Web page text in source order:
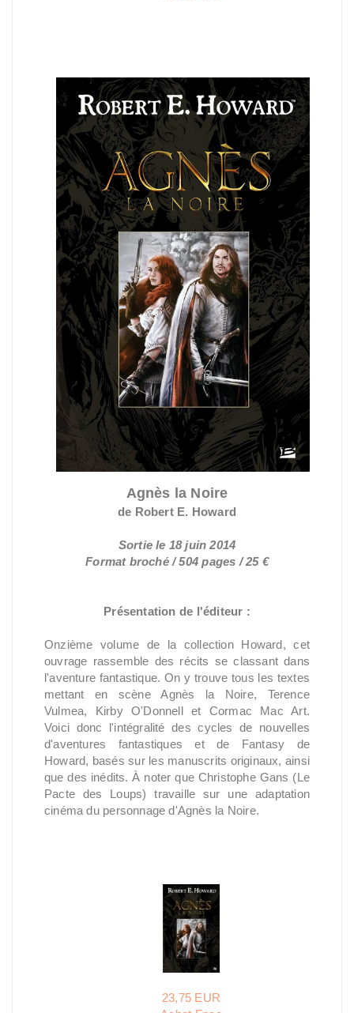
Agnès la Noire
de Robert E. Howard
Sortie le 18 juin 2014
Format broché / 504 pages / 25 €
Présentation de l'éditeur :
Onzième volume de la collection Howard, cet
ouvrage rassemble des récits se classant dans
l'aventure fantastique. On y trouve tous les textes
mettant en scène Agnès la Noire, Terence
Vulmea, Kirby O'Donnell et Cormac Mac Art.
Voici donc l'intégralité des cycles de nouvelles
d'aventures fantastiques et de Fantasy de
Howard, basés sur les manuscrits originaux, ainsi
que des inédits. À noter que Christophe Gans (Le
Pacte des Loups) travaille sur une adaptation
cinéma du personnage d'Agnès la Noire.
23,75 EUR